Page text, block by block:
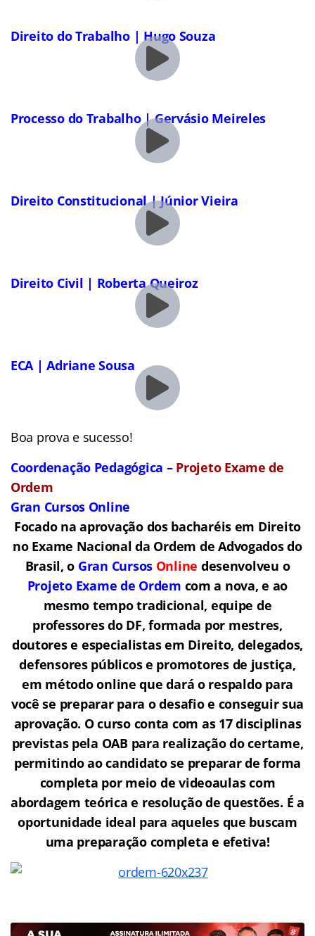
Direito do Trabalho | Hugo Souza
Processo do Trabalho | Gervásio Meireles
Direito Constitucional | Júnior Vieira
Direito Civil | Roberta Queiroz
ECA | Adriane Sousa
Boa prova e sucesso!
Coordenação Pedagógica – Projeto Exame de
Ordem
Gran Cursos Online
Focado na aprovação dos bacharéis em Direito
no Exame Nacional da Ordem de Advogados do
Brasil, o Gran Cursos Online desenvolveu o
Projeto Exame de Ordem com a nova, e ao
mesmo tempo tradicional, equipe de
professores do DF, formada por mestres,
doutores e especialistas em Direito, delegados,
defensores públicos e promotores de justiça,
em método online que dará o respaldo para
você se preparar para o desafio e conseguir sua
aprovação. O curso conta com as 17 disciplinas
previstas pela OAB para realização do certame,
permitindo ao candidato se preparar de forma
completa por meio de videoaulas com
abordagem teórica e resolução de questões. É a
oportunidade ideal para aqueles que buscam
uma preparação completa e efetiva!